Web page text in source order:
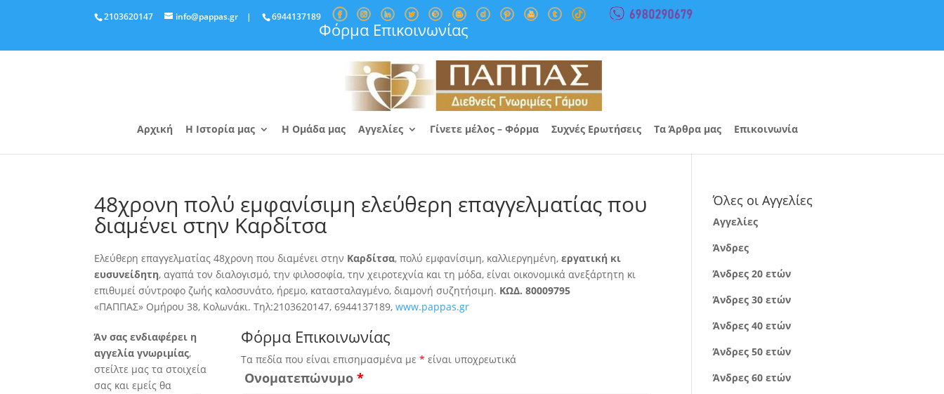
2103620147 info@pappas.gr | 6944137189
Φόρμα Επικοινωνίας
Αρχική Η Ιστορία μας Η Ομάδα μας Αγγελίες Γίνετε μέλος – Φόρμα Συχνές Ερωτήσεις Τα Άρθρα μας Επικοινωνία
48χρονη πολύ εμφανίσιμη ελεύθερη επαγγελματίας που
διαμένει στην Καρδίτσα
Ελεύθερη επαγγελματίας 48χρονη που διαμένει στην Καρδίτσα, πολύ εμφανίσιμη, καλλιεργημένη,εργατική κι
ευσυνείδητη, αγαπά τον διαλογισμό, την φιλοσοφία, την χειροτεχνία και τη μόδα, είναι οικονομικά ανεξάρτητη κι
επιθυμεί σύντροφο ζωής καλοσυνάτο, ήρεμο, κατασταλαγμένο, διαμονή συζητήσιμη. ΚΩΔ. 80009795
«ΠΑΠΠΑΣ» Ομήρου 38, Κολωνάκι. Τηλ:2103620147, 6944137189,www.pappas.gr
Άν σας ενδιαφέρει η
αγγελία γνωριμίας,
στείλτε μας τα στοιχεία
σας και εμείς θα
Φόρμα Επικοινωνίας
Τα πεδία που είναι επισημασμένα με* είναι υποχρεωτικά
Ονοματεπώνυμο*
Όλες οι Αγγελίες
Αγγελίες
Άνδρες
Άνδρες 20 ετών
Άνδρες 30 ετών
Άνδρες 40 ετών
Άνδρες 50 ετών
Άνδρες 60 ετών